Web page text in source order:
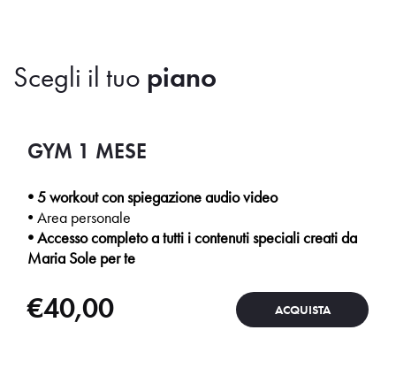
Scegli il tuo piano
ACQUISTA
GYM 1 MESE
€40,00
• 5 workout con spiegazione audio video
• Area personale
• Accesso completo a tutti i contenuti speciali creati da
Maria Sole per te